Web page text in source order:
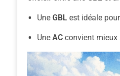
Une GBL est idéale
Une AC convient mieux